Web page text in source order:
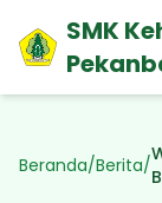
SMK
Beranda/Berita/